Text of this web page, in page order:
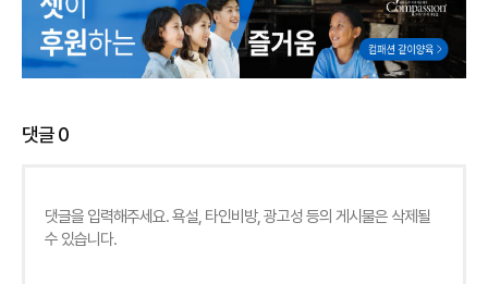
댓글0